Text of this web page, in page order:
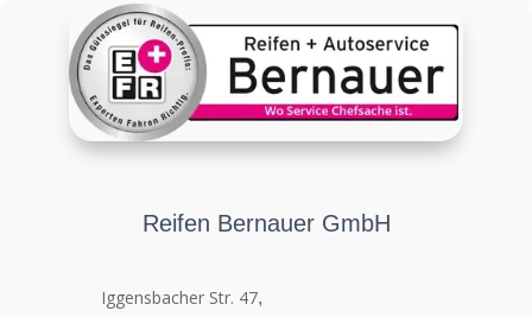
Reifen Bernauer GmbH
Iggensbacher Str. 47,